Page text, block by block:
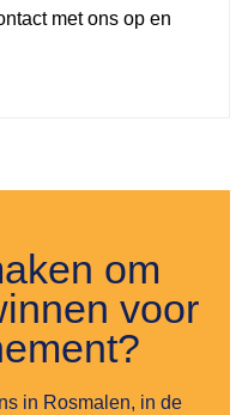
met ons op en
om
voor
in Rosmalen, in de